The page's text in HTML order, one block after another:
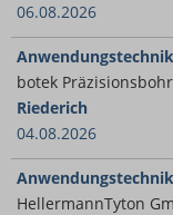
06.08.2026
botek
Riederich
04.08.2026
HellermannTyton